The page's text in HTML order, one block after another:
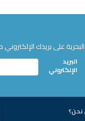
على بريدك الإلكتروني
البريد
الإلكتروني